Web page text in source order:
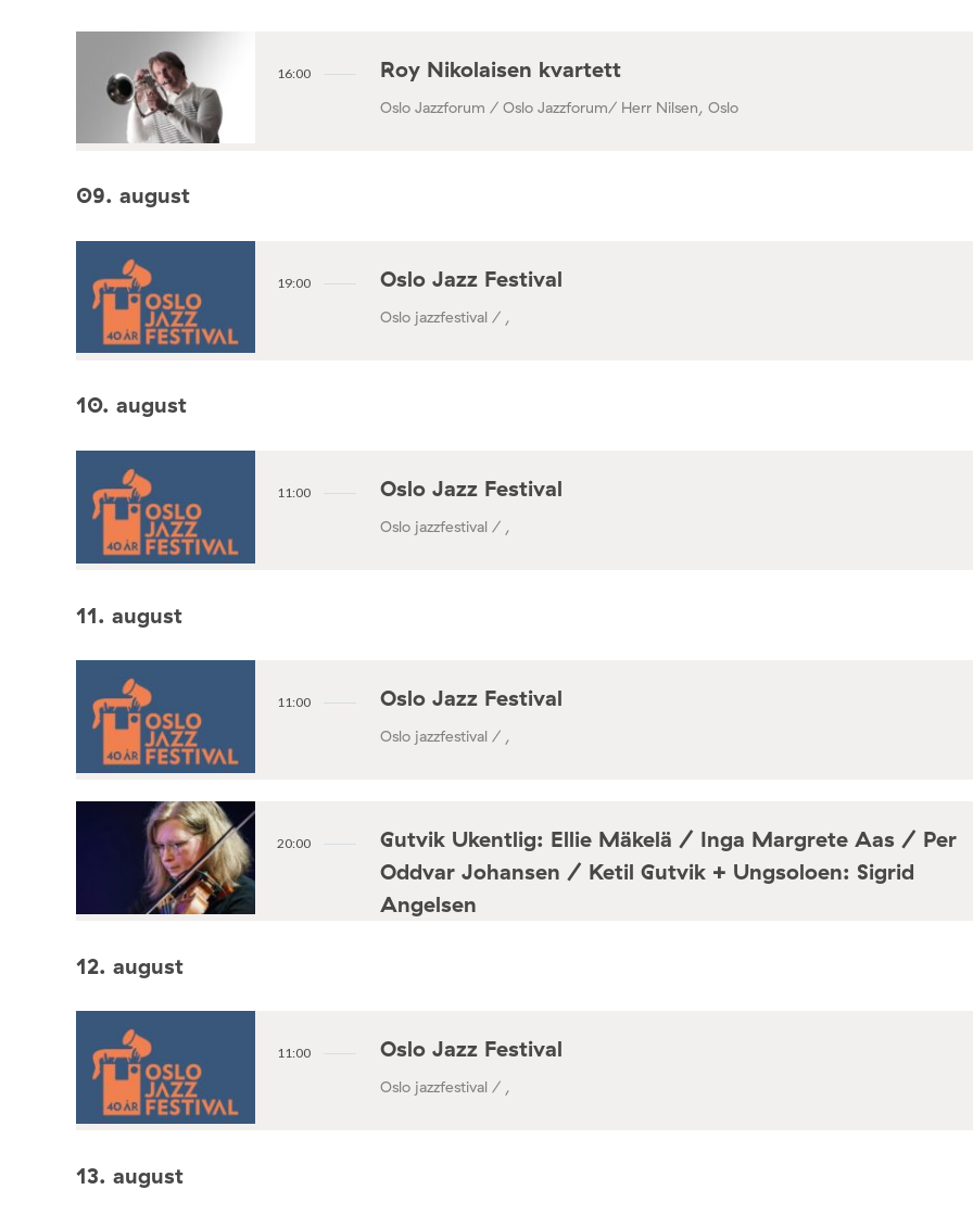
16:00 Roy Nikolaisen kvartett
Oslo Jazzforum / Oslo Jazzforum/ Herr Nilsen, Oslo
09. august
19:00 Oslo Jazz Festival
Oslo jazzfestival / ,
10. august
11:00 Oslo Jazz Festival
Oslo jazzfestival / ,
11. august
11:00 Oslo Jazz Festival
Oslo jazzfestival / ,
20:00
Gutvik Ukentlig: Ellie Mäkelä / Inga Margrete Aas / Per
Oddvar Johansen / Ketil Gutvik + Ungsoloen: Sigrid
Angelsen
12. august
11:00 Oslo Jazz Festival
Oslo jazzfestival / ,
13. august